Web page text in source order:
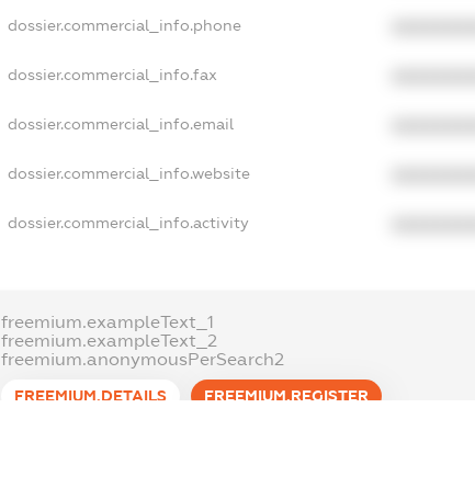
dossier.commercial_info.phone
dossier.commercial_info.fax
dossier.commercial_info.email
dossier.commercial_info.website
dossier.commercial_info.activity
freemium.exampleText_1
freemium.exampleText_2
freemium.anonymousPerSearch2
FREEMIUM.DETAILS FREEMIUM.REGISTER